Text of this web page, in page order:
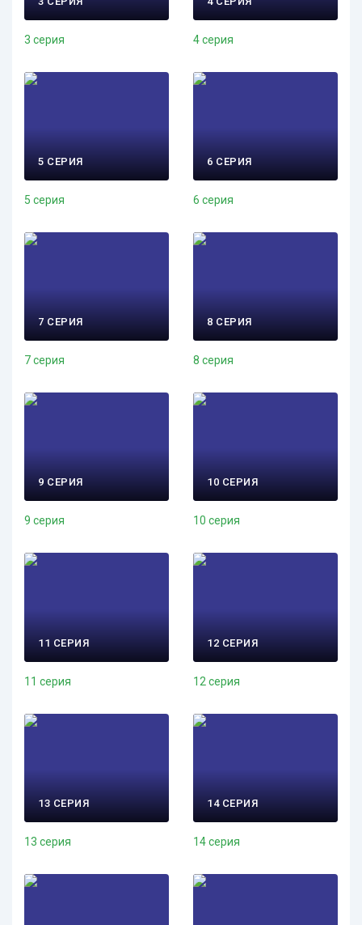
3 серия 4 серия
5 СЕРИЯ
5 серия
6 СЕРИЯ
6 серия
7 СЕРИЯ
7 серия
8 СЕРИЯ
8 серия
9 СЕРИЯ
9 серия
10 СЕРИЯ
10 серия
11 СЕРИЯ
11 серия
12 СЕРИЯ
12 серия
13 СЕРИЯ
13 серия
14 СЕРИЯ
14 серия